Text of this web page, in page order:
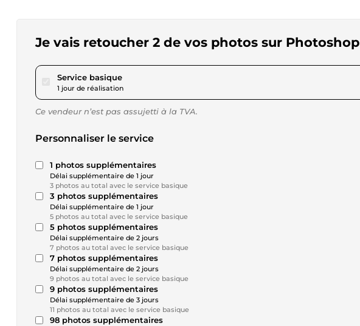
Je vais retoucher 2 de vos photos sur Photoshop
Service basiquepour 17,32 $US
1 jour de réalisation
Ce vendeur n’est pas assujetti à la TVA.
Personnaliser le service
1 photos supplémentaires
Délai supplémentaire de 1 jour
3 photos au total avec le service basique
3 photos supplémentaires
Délai supplémentaire de 1 jour
5 photos au total avec le service basique
5 photos supplémentaires
Délai supplémentaire de 2 jours
7 photos au total avec le service basique
7 photos supplémentaires
Délai supplémentaire de 2 jours
9 photos au total avec le service basique
9 photos supplémentaires
Délai supplémentaire de 3 jours
11 photos au total avec le service basique
98 photos supplémentaires